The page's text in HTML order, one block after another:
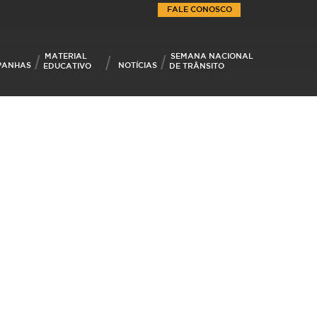
MATERIAL
EDUCATIVO
NOTÍCIAS
SEMANA NACIONAL
DE TRÂNSITO
FALE CONOSCO